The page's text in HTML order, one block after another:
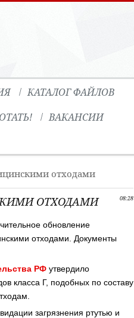
КАТАЛОГ ФАЙЛОВ
ВАКАНСИИ
отходами
08:28
ОТХОДАМИ
обновление
отходами. Документы
РФ утвердило
класса Г, подобных по составу
загрязнения ртутью и